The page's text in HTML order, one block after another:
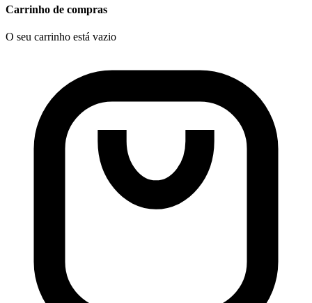
Carrinho de compras
O seu carrinho está vazio